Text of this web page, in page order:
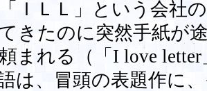
ＩＬＬ」という会社
きたのに突然手紙が
まれる（「I love letter
は、冒頭の表題作に